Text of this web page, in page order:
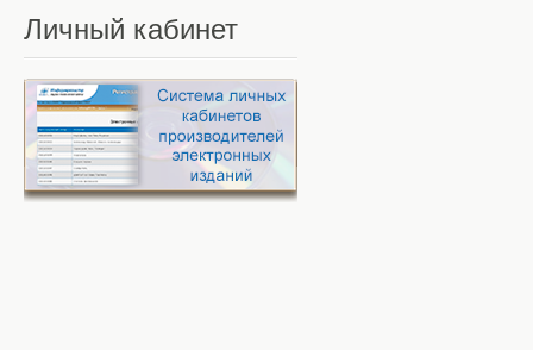
Личный кабинет